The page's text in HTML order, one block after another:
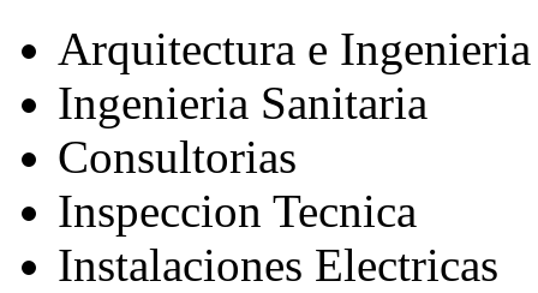
Arquitectura e
Ingenieria Sanitaria
Consultorias
Inspeccion Tecnica
Instalaciones Electricas